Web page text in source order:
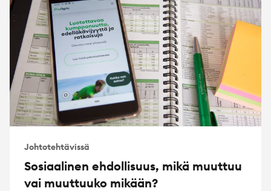
Johtotehtävissä
Sosiaalinen ehdollisuus, mikä muuttuu
vai muuttuuko mikään?